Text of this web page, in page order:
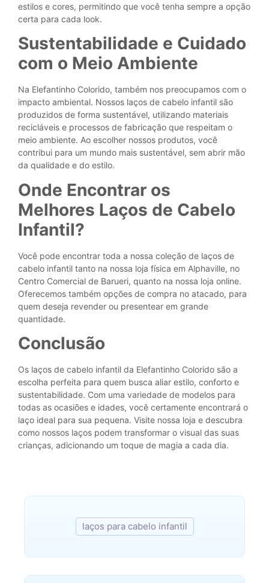
estilos e cores, permitindo que você tenha sempre a opção
certa para cada look.
Sustentabilidade e Cuidado
com o Meio Ambiente
Na Elefantinho Colorido, também nos preocupamos com o
impacto ambiental. Nossos laços de cabelo infantil são
produzidos de forma sustentável, utilizando materiais
recicláveis e processos de fabricação que respeitam o
meio ambiente. Ao escolher nossos produtos, você
contribui para um mundo mais sustentável, sem abrir mão
da qualidade e do estilo.
Onde Encontrar os
Melhores Laços de Cabelo
Infantil?
Você pode encontrar toda a nossa coleção de laços de
cabelo infantil tanto na nossa loja física em Alphaville, no
Centro Comercial de Barueri, quanto na nossa loja online.
Oferecemos também opções de compra no atacado, para
quem deseja revender ou presentear em grande
quantidade.
Conclusão
Os laços de cabelo infantil da Elefantinho Colorido são a
escolha perfeita para quem busca aliar estilo, conforto e
sustentabilidade. Com uma variedade de modelos para
todas as ocasiões e idades, você certamente encontrará o
laço ideal para sua pequena. Visite nossa loja e descubra
como nossos laços podem transformar o visual das suas
crianças, adicionando um toque de magia a cada dia.
laços para cabelo infantil